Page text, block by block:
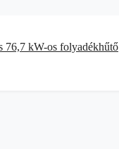
76,7 kW-os folyadékhűtő